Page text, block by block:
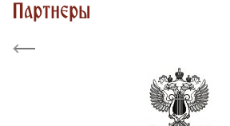
Партнеры
Previous